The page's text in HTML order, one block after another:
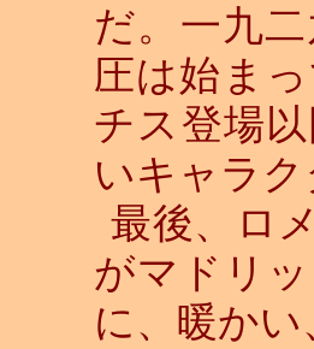
だ。一九
圧は始ま
チス登場
いキャラ
最後、ロ
がマドリ
に、暖か